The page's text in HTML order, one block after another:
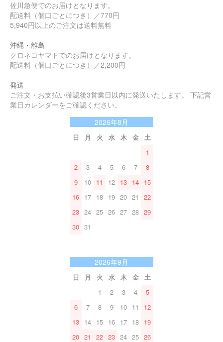
佐川急便でのお届けとなります。
配送料（個口ごとにつき）／770円
5,940円以上のご注文は送料無料
沖縄・離島
クロネコヤマトでのお届けとなります。
配送料（個口ごとにつき）／2,200円
発送
ご注文・お支払い確認後3営業日以内に発送いたします。 下記営
業日カレンダーをご確認ください。
2026年8月
日 月 火 水 木 金
土
1
2
3 4 5 6 7
8
9
10 11 12 13 14 15
16 17 18 19 20 21
22
23 24 25 26 27 28 29
30 31
2026年9月
日 月 火 水 木 金
土
1
2 3 4
5
6
7 8 9 10 11
12
13 14 15 16 17 18 19
20 21 22 23 24 25 26